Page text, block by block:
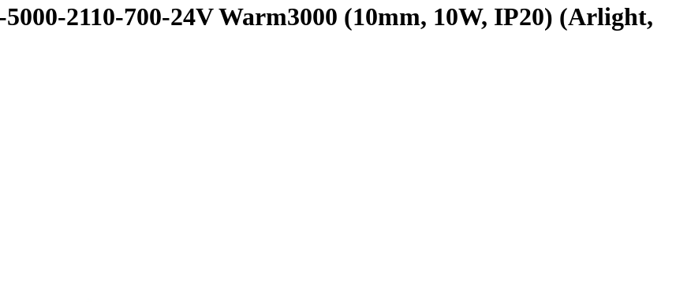
2110-700-24V Warm3000 (10mm, 10W, IP20) (Arlight,